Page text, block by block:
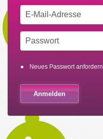
Neues Passwort anfordern